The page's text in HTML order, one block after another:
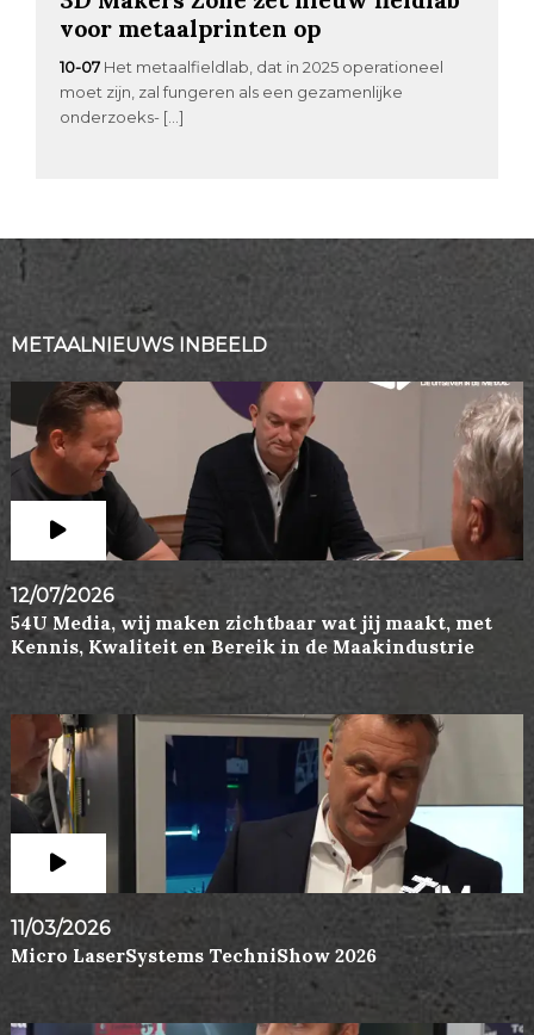
voor metaalprinten op
10-07 Het metaalfieldlab, dat in 2025 operationeel
moet zijn, zal fungeren als een gezamenlijke
onderzoeks- […]
METAALNIEUWS INBEELD
12/07/2026
54U Media, wij maken zichtbaar wat jij maakt, met
Kennis, Kwaliteit en Bereik in de Maakindustrie
11/03/2026
Micro LaserSystems TechniShow 2026